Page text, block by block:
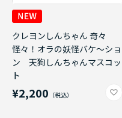
クレヨンしんちゃん 奇々
怪々！オラの妖怪バケ～ショ
ン 天狗しんちゃんマスコッ
ト
¥2,200